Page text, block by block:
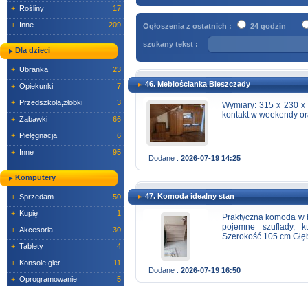
+ Rośliny
17
+ Inne 209
Dla dzieci
+ Ubranka
23
+ Opiekunki
7
+ Przedszkola,żłobki
3
+ Zabawki
66
+ Pielęgnacja
6
+ Inne 95
Komputery
+ Sprzedam
50
+ Kupię
1
+ Akcesoria
30
+ Tablety
4
+ Konsole gier
11
+ Oprogramowanie
5
Ogłoszenia z ostatnich : 24 godzin
szukany tekst :
46. Meblościanka Bieszczady
Wymiary: 315 x 230
kontakt w weekendy
Dodane : 2026-07-19 14:25
47. Komoda idealny stan
Praktyczna komoda w
pojemne szuflady,
Szerokość 105 cm
Dodane : 2026-07-19 16:50